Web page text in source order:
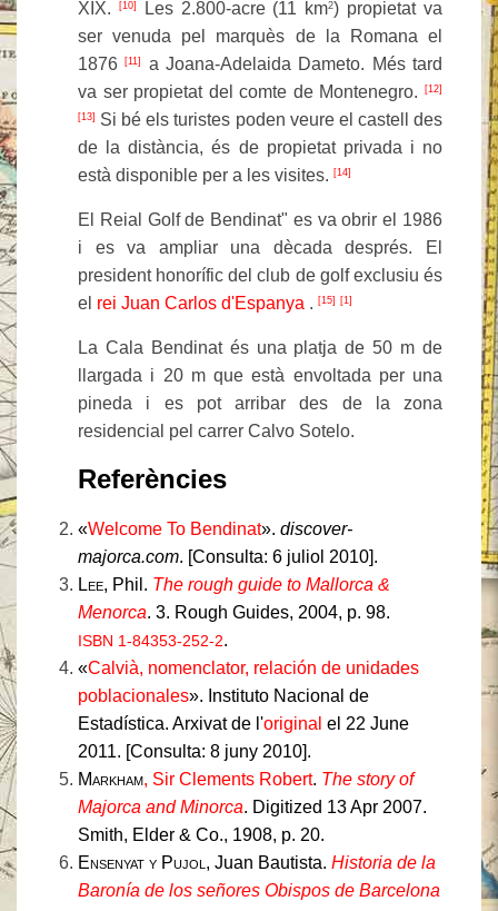
XIX. [10] Les 2.800-acre (11 km2) propietat va
ser venuda pel marquès de la Romana el
1876[11]
a Joana-Adelaida Dameto. Més tard
va ser propietat del comte de Montenegro.
[12]
[13]
Si bé els turistes poden veure el castell des
de la distància, és de propietat privada i no
està disponible per a les visites. [14]
El Reial Golf de Bendinat" es va obrir el 1986
i es va ampliar una dècada després. El
president honorífic del club de golf exclusiu és
el rei Juan Carlos d'Espanya . [15] [1]
La Cala Bendinat és una platja de 50 m de
llargada i 20 m que està envoltada per una
pineda i es pot arribar des de la zona
residencial pel carrer Calvo Sotelo.
Referències
«Welcome To Bendinat». discover-
majorca.com. [Consulta: 6 juliol 2010].
Lee, Phil. The rough guide to Mallorca &
Menorca. 3. Rough Guides, 2004, p. 98.
ISBN 1-84353-252-2.
«Calvià, nomenclator, relación de unidades
poblacionales». Instituto Nacional de
Estadística. Arxivat de l'original el 22 June
2011. [Consulta: 8 juny 2010].
Markham, Sir Clements Robert. The story of
Majorca and Minorca. Digitized 13 Apr 2007.
Smith, Elder & Co., 1908, p. 20.
Ensenyat y Pujol , Juan Bautista. Historia de la
Baronía de los señores Obispos de Barcelona